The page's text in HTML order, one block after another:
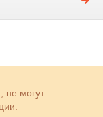
, не могут